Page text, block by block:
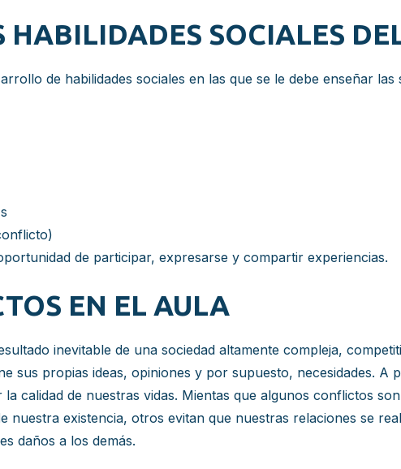
HABILIDADES SOCIALES
de habilidades sociales en las que se le debe enseñar las
de participar, expresarse y compartir experiencias.
EN EL AULA
inevitable de una sociedad altamente compleja,
sus propias ideas, opiniones y por supuesto, necesidades. A
calidad de nuestras vidas. Mientas que algunos conflictos
existencia, otros evitan que nuestras relaciones se
daños a los demás.